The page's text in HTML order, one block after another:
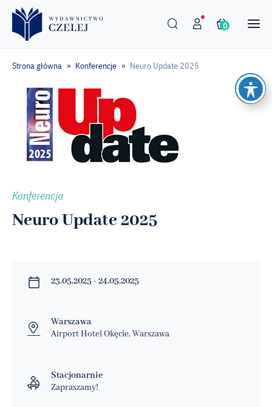
0
Strona główna » Konferencje » Neuro Update 2025
Konferencja
Neuro Update 2025
23.05.2025 - 24.05.2025
Warszawa
Airport Hotel Okęcie, Warszawa
Stacjonarnie
Zapraszamy!